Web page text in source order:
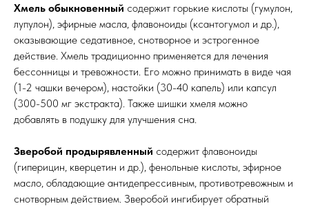
Хмель обыкновенный содержит горькие кислоты (гумулон,
лупулон), эфирные масла, флавоноиды (ксантогумол и др.),
оказывающие седативное, снотворное и эстрогенное
действие. Хмель традиционно применяется для лечения
бессонницы и тревожности. Его можно принимать в виде чая
(1-2 чашки вечером), настойки (30-40 капель) или капсул
(300-500 мг экстракта). Также шишки хмеля можно
добавлять в подушку для улучшения сна.
Зверобой продырявленный содержит флавоноиды
(гиперицин, кверцетин и др.), фенольные кислоты, эфирное
масло, обладающие антидепрессивным, противотревожным и
снотворным действием. Зверобой ингибирует обратный